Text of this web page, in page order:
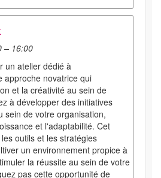
– 16:00
un atelier dédié à
approche novatrice qui
et la créativité au sein de
à développer des initiatives
sein de votre organisation,
et l'adaptabilité. Cet
outils et les stratégies
un environnement propice à
la réussite au sein de votre
pas cette opportunité de